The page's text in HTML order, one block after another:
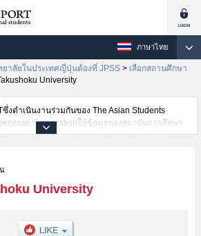
ภาษาไทย
ลัยในประเทศญี่ปุ่นต้องที่ JPSS > เลือกสถานศึกษา
University
ซึ่งดำเนินงานร่วมกันของ The Asian Students
Corporationให้ข้อมูลของสถาบันการศึกษา
ทยาลัย・วิทยาลัยระดับอนุปริญญา・วิทยาลัย
ณะ,ข้อมูลการสอบคัดเลือกเข้าศึกษาเช่นจำนวนคน
การสอบคัดเลือกเป็นต้น,แนะนำสถานที่,การเดิน
ญใช้บริการค้นหาข้อมูลตามอัธยาศัย
University